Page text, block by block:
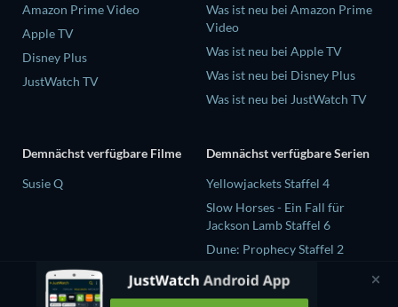
Amazon Prime Video
Apple TV
Disney Plus
JustWatch TV
Was ist neu bei Amazon Prime
Video
Was ist neu bei Apple TV
Was ist neu bei Disney Plus
Was ist neu bei JustWatch TV
Demnächst verfügbare Filme
Susie Q
Demnächst verfügbare Serien
Yellowjackets Staffel 4
Slow Horses - Ein Fall für
Jackson Lamb Staffel 6
Dune: Prophecy Staffel 2
The Gentlemen Staffel 2
Love Is Blind: UK Staffel 3